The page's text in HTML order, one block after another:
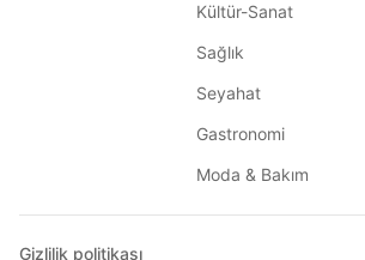
Kültür-Sanat
Sağlık
Seyahat
Gastronomi
Moda & Bakım
Gizlilik politikası